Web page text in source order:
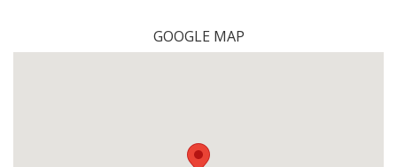
GOOGLE MAP